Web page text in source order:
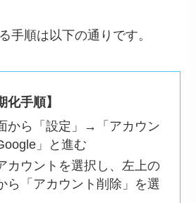
手順は以下の通りです。
化手順】
から「設定」→「アカウン
」と進む
カウントを選択し、左上の
ら「アカウント削除」を選